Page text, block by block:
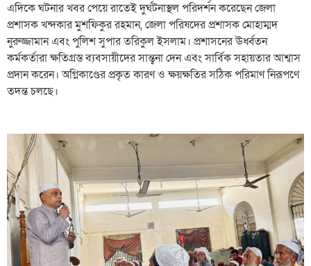
​এদিকে ঘটনার খবর পেয়ে রাতেই দুর্ঘটনাস্থল পরিদর্শন করেছেন জেলা
প্রশাসক খন্দকার মুশফিকুর রহমান, জেলা পরিষদের প্রশাসক মোহাম্মদ
নুরুজ্জামান এবং পুলিশ সুপার তরিকুল ইসলাম। প্রশাসনের ঊর্ধ্বতন
কর্মকর্তারা ক্ষতিগ্রস্ত ব্যবসায়ীদের সান্ত্বনা দেন এবং সার্বিক সহায়তার আশ্বাস
প্রদান করেন। অগ্নিকাণ্ডের প্রকৃত কারণ ও ক্ষয়ক্ষতির সঠিক পরিমাণ নিরূপণে
তদন্ত চলছে।